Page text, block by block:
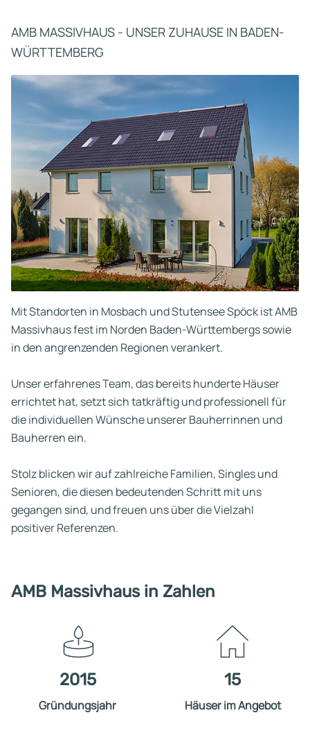
AMB MASSIVHAUS - UNSER ZUHAUSE IN BADEN-
WÜRTTEMBERG
Mit Standorten in Mosbach und Stutensee Spöck ist AMB
Massivhaus fest im Norden Baden-Württembergs sowie
in den angrenzenden Regionen verankert.
Unser erfahrenes Team, das bereits hunderte Häuser
errichtet hat, setzt sich tatkräftig und professionell für
die individuellen Wünsche unserer Bauherrinnen und
Bauherren ein.
Stolz blicken wir auf zahlreiche Familien, Singles und
Senioren, die diesen bedeutenden Schritt mit uns
gegangen sind, und freuen uns über die Vielzahl
positiver Referenzen.
AMB Massivhaus in Zahlen
2015
Gründungsjahr
15
Häuser im Angebot